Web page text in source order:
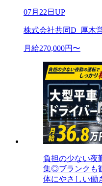
07月22日UP
株式会社共同D_厚木
月給270,000円〜
負担の少ない夜
集◎ブランクも
体にやさしい働